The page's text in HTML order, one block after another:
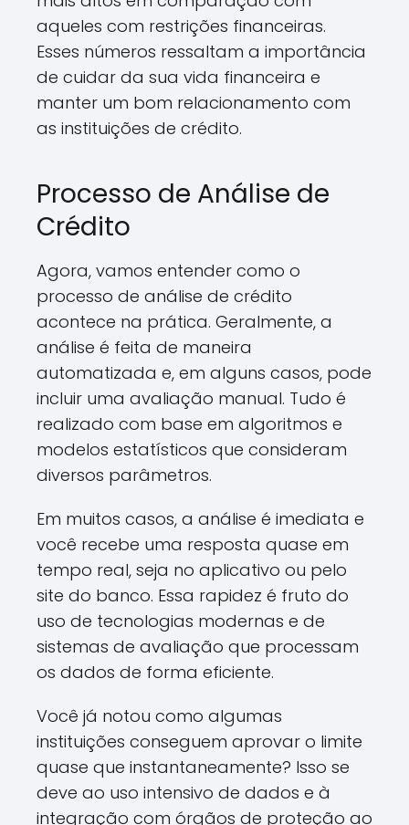
aqueles com restrições financeiras.
Esses números ressaltam a importância
de cuidar da sua vida financeira e
manter um bom relacionamento com
as instituições de crédito.
Processo de Análise de
Crédito
Agora, vamos entender como o
processo de análise de crédito
acontece na prática. Geralmente, a
análise é feita de maneira
automatizada e, em alguns casos, pode
incluir uma avaliação manual. Tudo é
realizado com base em algoritmos e
modelos estatísticos que consideram
diversos parâmetros.
Em muitos casos, a análise é imediata e
você recebe uma resposta quase em
tempo real, seja no aplicativo ou pelo
site do banco. Essa rapidez é fruto do
uso de tecnologias modernas e de
sistemas de avaliação que processam
os dados de forma eficiente.
Você já notou como algumas
instituições conseguem aprovar o limite
quase que instantaneamente? Isso se
deve ao uso intensivo de dados e à
integração com órgãos de proteção ao